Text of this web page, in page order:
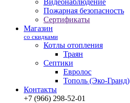
Пожарная безопасность
Сертификаты
Магазин
со скидками
Котлы отопления
Траян
Септики
Евролос
Тополь (Эко-Гранд)
Контакты
+7 (966) 298-52-01